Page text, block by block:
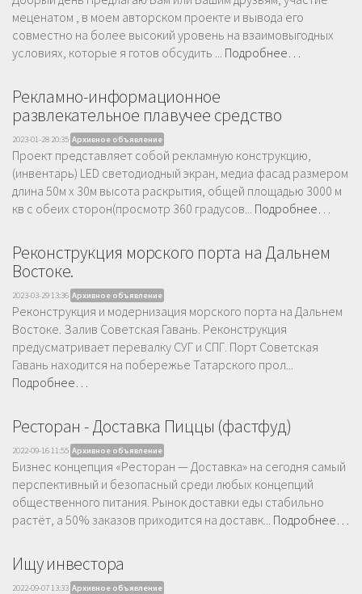
меценатом , в моем авторском проекте и вывода его
совместно на более высокий уровень на взаимовыгодных
условиях, которые я готов обсудить ... Подробнее…
Рекламно-информационное
развлекательное плавучее средство
2023-01-28 20:35 Архивное объявление
Проект представляет собой рекламную конструкцию,
(инвентарь) LED светодиодный экран, медиа фасад размером
длина 50м х 30м высота раскрытия, общей площадью 3000 м
кв с обеих сторон(просмотр 360 градусов... Подробнее…
Реконструкция морского порта на Дальнем
Востоке.
2023-03-29 13:36 Архивное объявление
Реконструкция и модернизация морского порта на Дальнем
Востоке. Залив Советская Гавань. Реконструкция
предусматривает перевалку СУГ и СПГ. Порт Советская
Гавань находится на побережье Татарского прол...
Подробнее…
Ресторан - Доставка Пиццы (фастфуд)
2022-09-16 11:55 Архивное объявление
Бизнес концепция «Ресторан — Доставка» на сегодня самый
перспективный и безопасный среди любых концепций
общественного питания. Рынок доставки еды стабильно
растёт, а 50% заказов приходится на доставк... Подробнее…
Ищу инвестора
2022-09-07 13:33 Архивное объявление